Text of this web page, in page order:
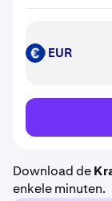
EUR EUR
Download de
enkele minuten.